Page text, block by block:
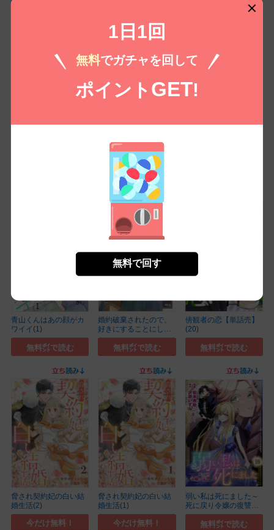
著者：白尾こじょ
200 /￥ 220 （税込）
無料㌽で読む
もっとみる
コイコミ編集部推し
青山くんはあの顔がカ
ワイイ(1)
無料㌽で読む
婚約破棄されたので、
好きにすることにし
た...(6)
無料㌽で読む
傍観者の恋【単話売】
(20)
無料㌽で読む
脅され契約妃の白い結
婚生活(2)
今だけ無料！
脅され契約妃の白い結
婚生活(1)
今だけ無料！
弱い私は死にました～
死に戻り令嬢の復讐～
(10)
無料㌽で読む
1日1回
無料でガチャを回して
ポイント GET!
無料で回す